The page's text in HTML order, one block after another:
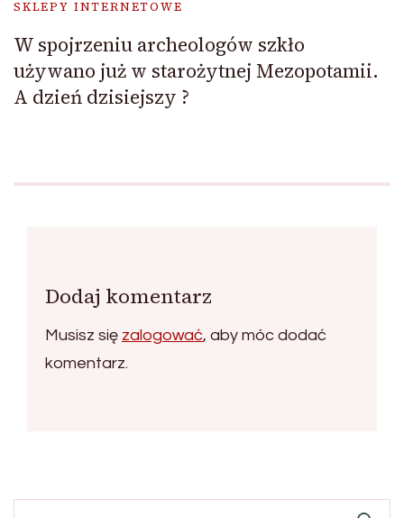
SKLEPY INTERNETOWE
W spojrzeniu archeologów szkło
używano już w starożytnej Mezopotamii.
A dzień dzisiejszy ?
Dodaj komentarz
Musisz się zalogować, aby móc dodać
komentarz.